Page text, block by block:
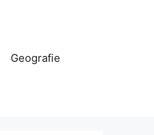
Geografie